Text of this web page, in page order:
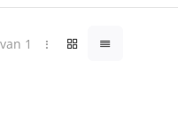
1